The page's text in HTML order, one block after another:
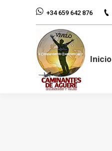
+34 659 642 876
Inicio